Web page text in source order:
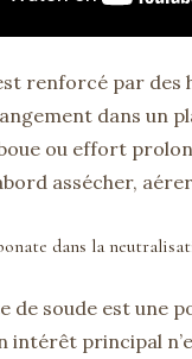
renforcé par des
dans un
ou effort
assécher,
dans la
de soude est une
intérêt principal